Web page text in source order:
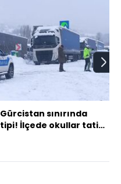
Gürcistan sınırında
tipi! İlçede okullar tatil